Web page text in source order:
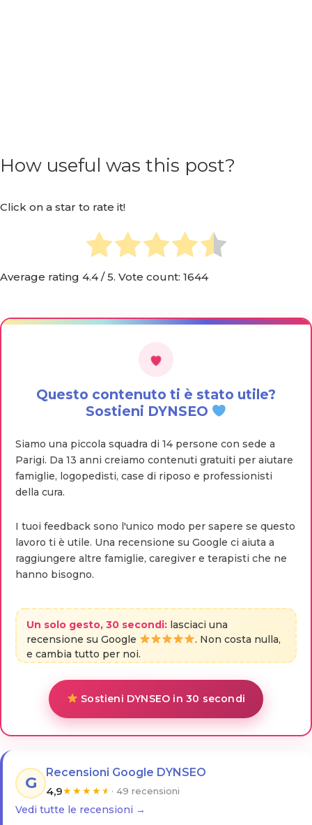
How useful was this post?
Click on a star to rate it!
Average rating 4.4/ 5. Vote count: 1644
Questo contenuto ti è stato utile?
Sostieni DYNSEO
Siamo una piccola squadra di 14 persone con sede a
Parigi. Da 13 anni creiamo contenuti gratuiti per aiutare
famiglie, logopedisti, case di riposo e professionisti
della cura.
I tuoi feedback sono l'unico modo per sapere se questo
lavoro ti è utile. Una recensione su Google ci aiuta a
raggiungere altre famiglie, caregiver e terapisti che ne
hanno bisogno.
Un solo gesto, 30 secondi: lasciaci una
recensione su Google
. Non costa nulla,
e cambia tutto per noi.
Sostieni DYNSEO in 30 secondi
G
Recensioni Google DYNSEO
4,9★★★★★ · 49 recensioni
Vedi tutte le recensioni →